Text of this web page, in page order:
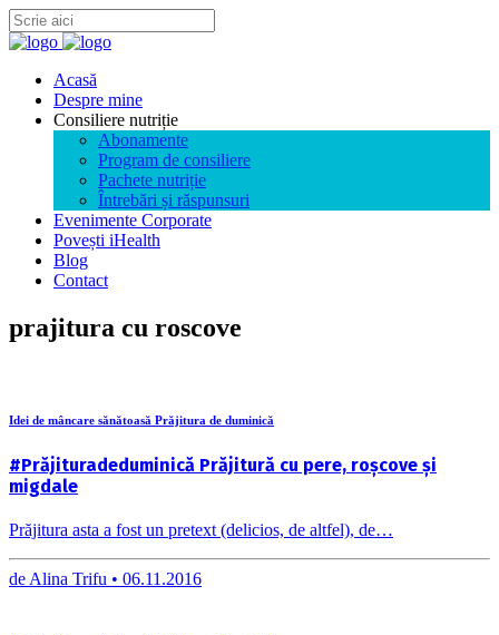
Acasă
Despre mine
Consiliere nutriție
Abonamente
Program de consiliere
Pachete nutriție
Întrebări și răspunsuri
Evenimente Corporate
Povești iHealth
Blog
Contact
prajitura cu roscove
Idei de mâncare sănătoasă Prăjitura de duminică
#Prăjituradeduminică Prăjitură cu pere, roșcove și
migdale
Prăjitura asta a fost un pretext (delicios, de altfel), de…
de Alina Trifu • 06.11.2016